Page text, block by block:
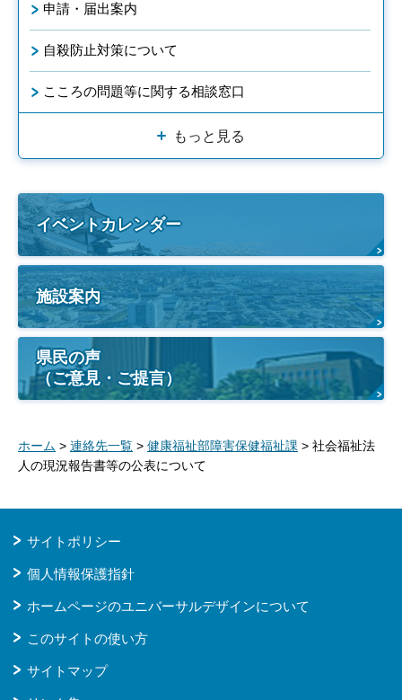
申請・届出案内
自殺防止対策について
こころの問題等に関する相談窓口
もっと見る
イベントカレンダー
施設案内
県民の声
（ご意見・ご提言）
ホーム > 連絡先一覧 > 健康福祉部障害保健福祉課 > 社会福祉法
人の現況報告書等の公表について
サイトポリシー
個人情報保護指針
ホームページのユニバーサルデザインについて
このサイトの使い方
サイトマップ